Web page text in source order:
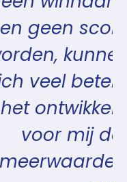
gegeven
judoka's
op
Dit is
de kids